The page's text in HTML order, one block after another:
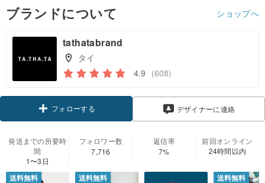
ブランドについて ショップへ
tathatabrand
タイ
4.9 (608)
フォローする デザイナーに連絡
発送までの所要時
間
1〜3日
フォロワー数
7,716
返信率
7%
前回オンライン
24時間以内
送料無料 送料無料 送料無料